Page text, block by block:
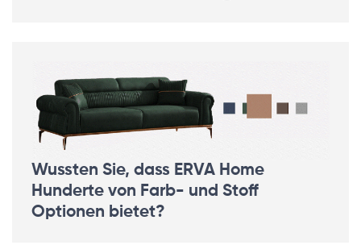
Wussten Sie, dass ERVA Home
Hunderte von Farb- und Stoff
Optionen bietet?